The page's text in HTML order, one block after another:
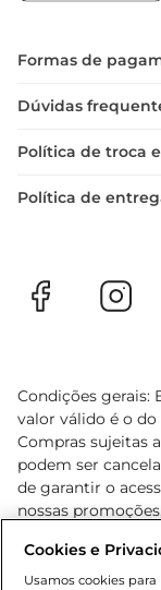
Formas de
Dúvidas
Política de troca
Política de
Condições gerais:
valor válido é o
Compras sujeitas
podem ser
de garantir o
nossas
cliente. Os
o e-commerce e
Cookies e
Usamos cookies